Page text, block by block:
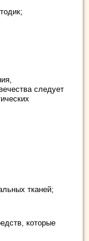
следует
тканей;
которые